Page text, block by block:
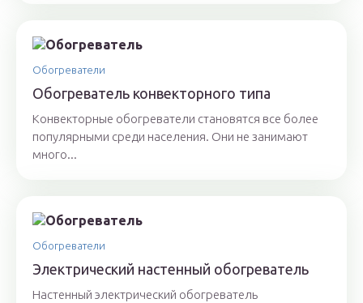
Обогреватели
Обогреватель конвекторного типа
Конвекторные обогреватели становятся все более
популярными среди населения. Они не занимают
много...
Обогреватели
Электрический настенный обогреватель
Настенный электрический обогреватель